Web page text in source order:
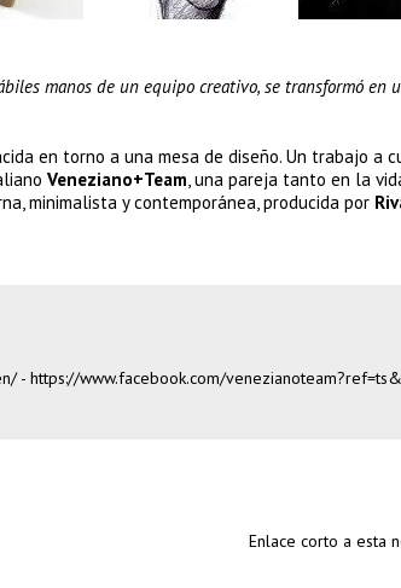
manos de un equipo creativo, se transformó en
en torno a una mesa de diseño. Un trabajo a
Veneziano+Team, una pareja tanto en la
minimalista y contemporánea, producida por
- https://www.facebook.com/
Enlace corto a esta